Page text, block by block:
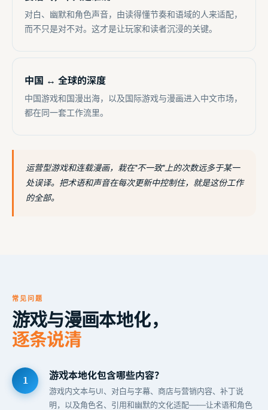
对白、幽默和角色声音，由读得懂节奏和语域的人来适配，
而不只是对不对。这才是让玩家和读者沉浸的关键。
中国 ↔ 全球的深度
中国游戏和国漫出海，以及国际游戏与漫画进入中文市场，
都在同一套工作流里。
运营型游戏和连载漫画，栽在"不一致"上的次数远多于某一
处误译。把术语和声音在每次更新中控制住，就是这份工作
的全部。
常见问题
游戏与漫画本地化，
逐条说清
游戏本地化包含哪些内容？
游戏内文本与UI、对白与字幕、商店与营销内容、补丁说
明，以及角色名、引用和幽默的文化适配——让术语和角色